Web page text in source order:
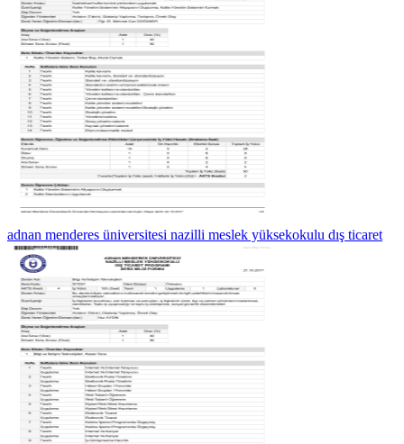
adnan menderes üniversitesi nazilli meslek yüksekokulu dış ticaret